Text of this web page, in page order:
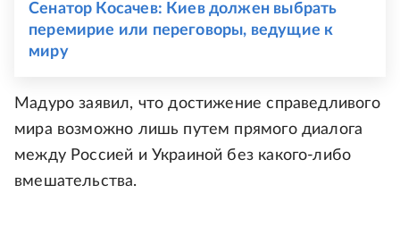
Сенатор Косачев: Киев должен выбрать
перемирие или переговоры, ведущие к
миру
Мадуро заявил, что достижение справедливого
мира возможно лишь путем прямого диалога
между Россией и Украиной без какого-либо
вмешательства.